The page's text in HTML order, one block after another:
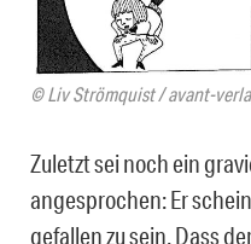
© Liv Strömquist / avant-
Zuletzt sei noch ein
angesprochen: Er
gefallen zu sein. Dass